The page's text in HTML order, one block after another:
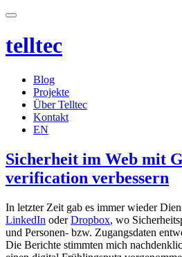
telltec
Blog
Projekte
Über Telltec
Kontakt
EN
Sicherheit im Web mit
verification verbessern
In letzter Zeit gab es immer wieder
LinkedIn oderDropbox, wo
und Personen- bzw. Zugangsdaten
Die Berichte stimmten mich